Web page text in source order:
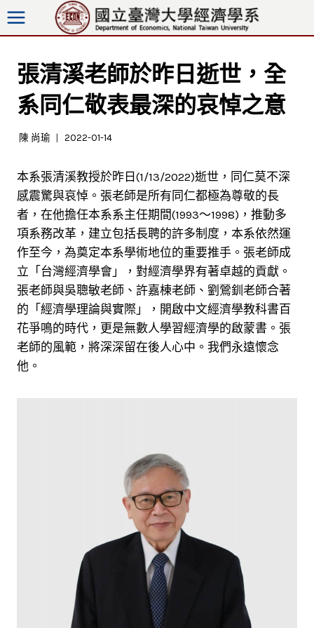
跳
至
張清溪老師於昨日逝世，全
系同仁敬表最深的哀悼之意
陳 尚瑜 2022-01-14
本系張清溪教授於昨日(1/13/2022)逝世，同仁莫不深
感震驚與哀悼。張老師是所有同仁都極為尊敬的長
者，在他擔任本系系主任期間(1993～1998)，推動多
項系務改革，建立包括長聘的許多制度，本系依然運
作至今，為奠定本系學術地位的重要推手。張老師成
立「台灣經濟學會」，對經濟學界有著卓越的貢獻。
張老師與吳聰敏老師、許嘉棟老師、劉鶯釧老師合著
的「經濟學理論與實際」，開啟中文經濟學教科書百
花爭鳴的時代，更是無數人學習經濟學的啟蒙書。張
老師的風範，將深深留在後人心中。我們永遠懷念
他。